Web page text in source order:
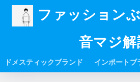
ファッション
音マジ
ドメスティックブランド インポートブ